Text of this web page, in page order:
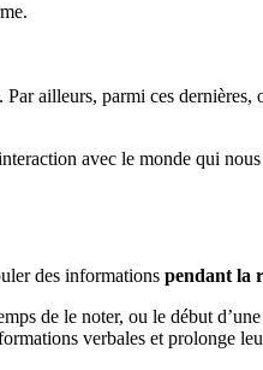
. Par ailleurs, parmi ces dernières,
avec le monde qui
des informations pendant la
de le noter, ou le début
verbales et prolonge